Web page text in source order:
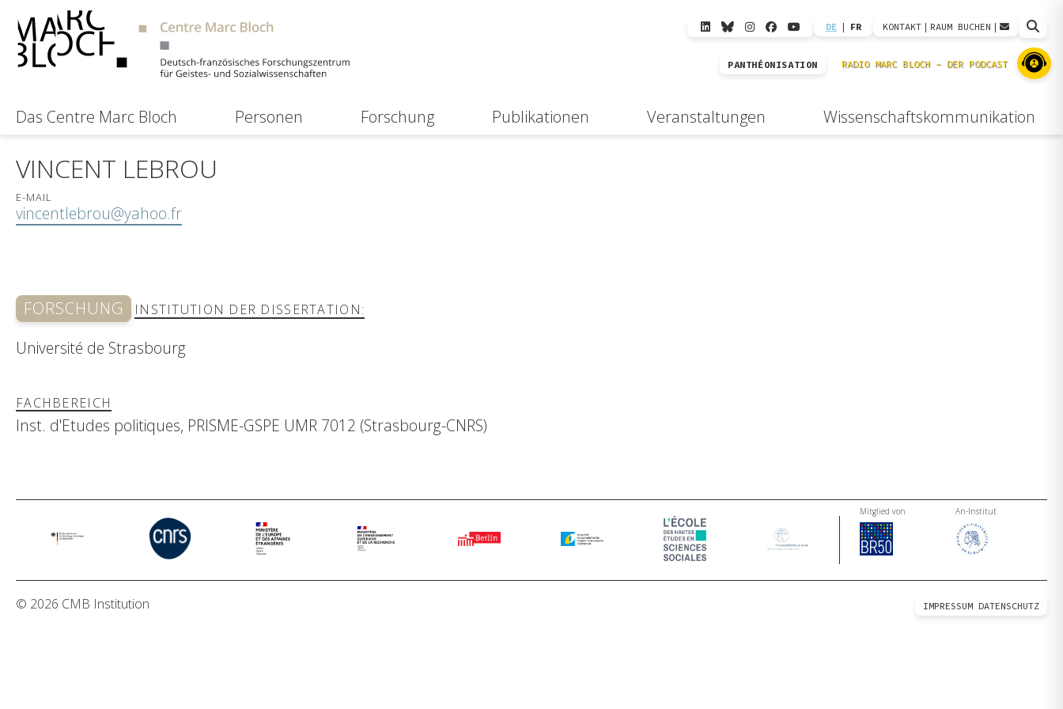
DE | FR KONTAKT | RAUM BUCHEN |
PANTHÉONISATION
Das Centre Marc Bloch Personen Forschung Publikationen Veranstaltungen Wissenschaftskommunikation
VINCENT LEBROU
E-MAIL
vincentlebrou@yahoo.fr
FORSCHUNG INSTITUTION DER DISSERTATION:
Université de Strasbourg
FACHBEREICH
Inst. d'Etudes politiques, PRISME-GSPE UMR 7012 (Strasbourg-CNRS)
Mitglied von An-Institut
© 2026 CMB Institution IMPRESSUM DATENSCHUTZ